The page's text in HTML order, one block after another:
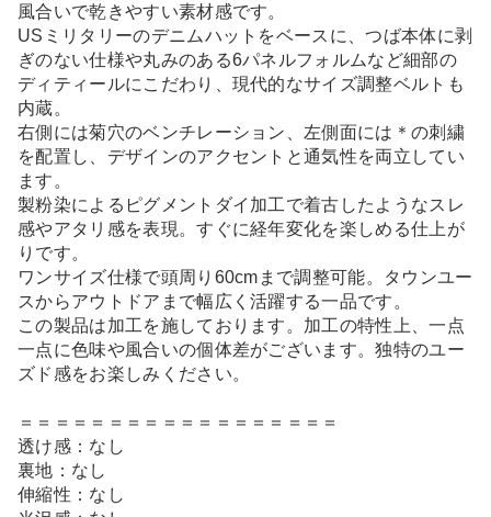
風合いで乾きやすい素材感です。
USミリタリーのデニムハットをベースに、つば本体に剥
ぎのない仕様や丸みのある6パネルフォルムなど細部の
ディティールにこだわり、現代的なサイズ調整ベルトも
内蔵。
右側には菊穴のベンチレーション、左側面には＊の刺繍
を配置し、デザインのアクセントと通気性を両立してい
ます。
製粉染によるピグメントダイ加工で着古したようなスレ
感やアタリ感を表現。すぐに経年変化を楽しめる仕上が
りです。
ワンサイズ仕様で頭周り60cmまで調整可能。タウンユー
スからアウトドアまで幅広く活躍する一品です。
この製品は加工を施しております。加工の特性上、一点
一点に色味や風合いの個体差がございます。独特のユー
ズド感をお楽しみください。
＝＝＝＝＝＝＝＝＝＝＝＝＝＝＝＝＝＝
透け感：なし
裏地：なし
伸縮性：なし